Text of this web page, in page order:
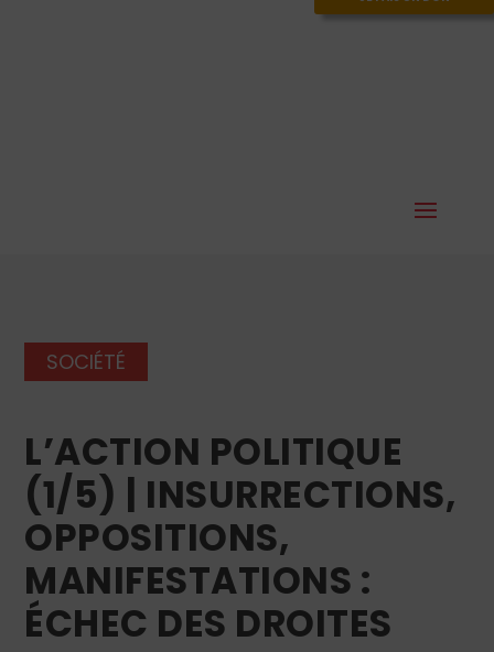
SOCIÉTÉ
L’ACTION POLITIQUE
(1/5) | INSURRECTIONS,
OPPOSITIONS,
MANIFESTATIONS :
ÉCHEC DES DROITES